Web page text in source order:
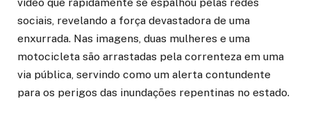
vídeo que rapidamente se espalhou pelas redes
sociais, revelando a força devastadora de uma
enxurrada. Nas imagens, duas mulheres e uma
motocicleta são arrastadas pela correnteza em uma
via pública, servindo como um alerta contundente
para os perigos das inundações repentinas no estado.